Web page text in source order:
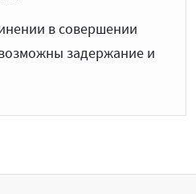
в совершении
задержание и